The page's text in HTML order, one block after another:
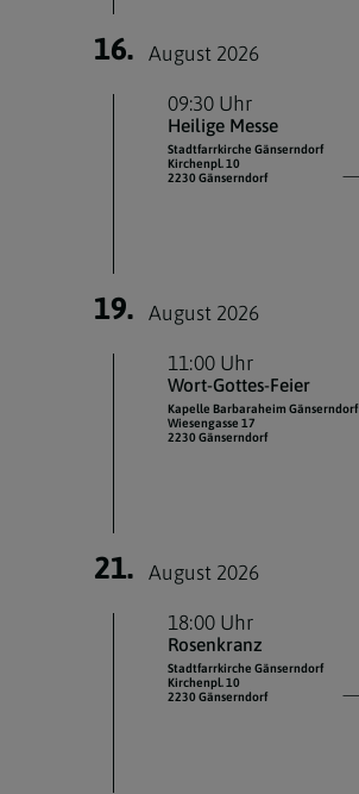
16. August 2026
09:30 Uhr
Heilige Messe
Stadtfarrkirche Gänserndorf
Kirchenpl. 10
2230 Gänserndorf
19. August 2026
11:00 Uhr
Wort-Gottes-Feier
Kapelle Barbaraheim Gänserndorf
Wiesengasse 17
2230 Gänserndorf
21. August 2026
18:00 Uhr
Rosenkranz
Stadtfarrkirche Gänserndorf
Kirchenpl. 10
2230 Gänserndorf